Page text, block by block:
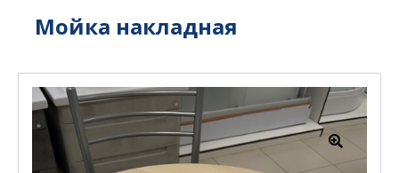
Мойка накладная